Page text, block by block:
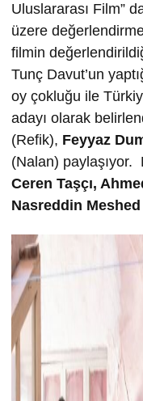
Uluslararası Film”
üzere
filmin
Tunç Davut’un
oy çokluğu ile
adayı olarak
(Refik), Feyyaz
(Nalan) paylaşıyor.
Ceren Taşçı,
Nasreddin